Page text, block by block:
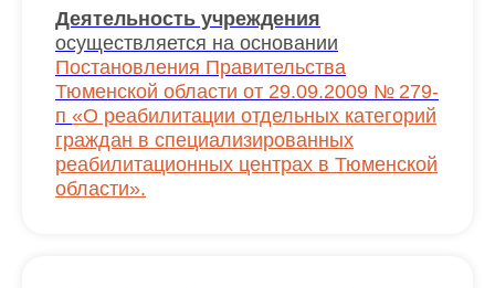
Деятельность учреждения
осуществляется на основании
Постановления Правительства
Тюменской области от 29.09.2009 № 279-
п «О реабилитации отдельных категорий
граждан в специализированных
реабилитационных центрах в Тюменской
области».